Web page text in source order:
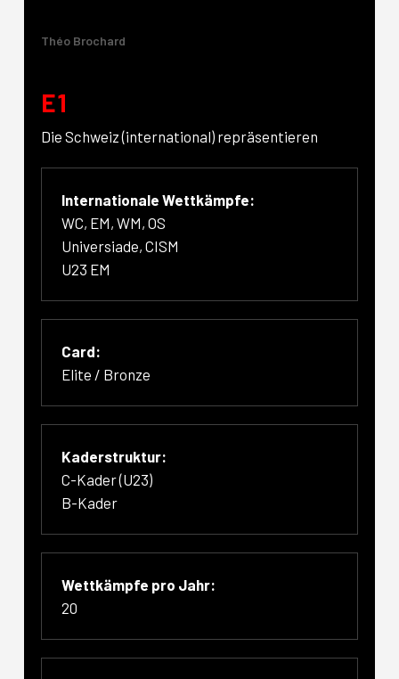
Théo Brochard
E1
Die Schweiz (international) repräsentieren
Internationale Wettkämpfe:
WC, EM, WM, OS
Universiade, CISM
U23 EM
Card:
Elite / Bronze
Kaderstruktur:
C-Kader (U23)
B-Kader
Wettkämpfe pro Jahr:
20